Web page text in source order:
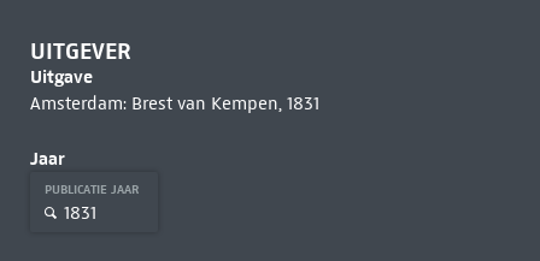
UITGEVER
Uitgave
Amsterdam: Brest van Kempen, 1831
Jaar
PUBLICATIE JAAR
1831